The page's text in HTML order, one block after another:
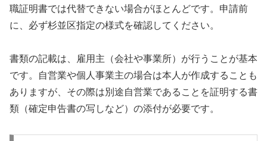
職証明書では代替できない場合がほとんどです。申請前
に、必ず杉並区指定の様式を確認してください。
書類の記載は、雇用主（会社や事業所）が行うことが基本
です。自営業や個人事業主の場合は本人が作成することも
ありますが、その際は別途自営業であることを証明する書
類（確定申告書の写しなど）の添付が必要です。